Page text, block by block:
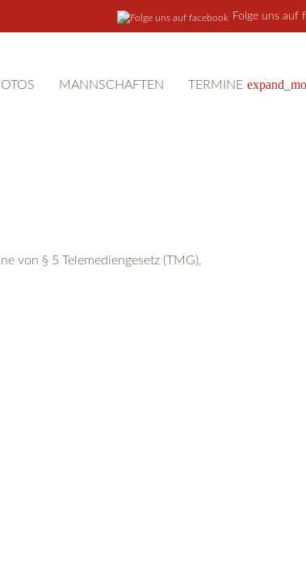
Folge uns auf
MANNSCHAFTEN TERMINE
von § 5 Telemediengesetz (TMG),